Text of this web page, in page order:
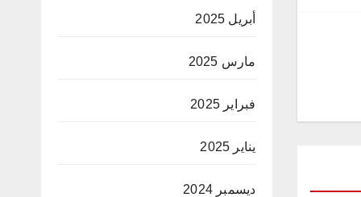
أبريل 2025
مارس 2025
فبراير 2025
يناير 2025
ديسمبر 2024